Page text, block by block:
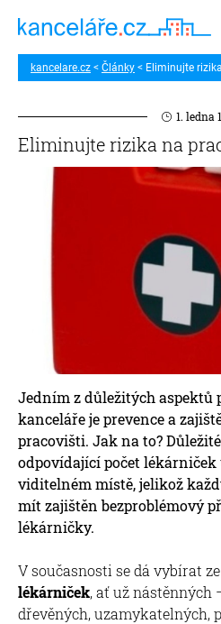
kancelare.cz Články Eliminujte
1. ledna
Eliminujte rizika na
Jedním z důležitých aspektů
kanceláře je prevence a
pracovišti. Jak na to?
odpovídající počet
viditelném místě, jelikož
mít zajištěn bezproblémový
lékárničky.
V současnosti se dá vybírat ze
lékárniček, ať už nástěnných
dřevěných, uzamykatelných,